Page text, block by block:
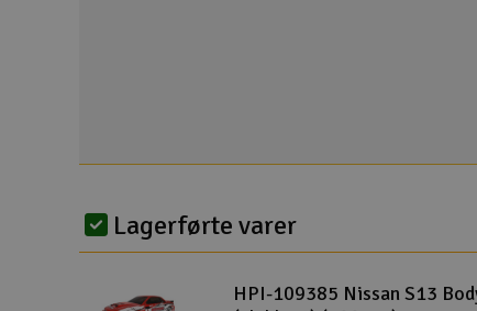
Droner
Droner for FPV
Lagerførte varer
HPI-109385 Nissan S13